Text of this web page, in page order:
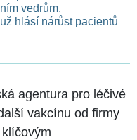
vedrům.
hlásí nárůst pacientů
agentura pro léčivé
vakcínu od firmy